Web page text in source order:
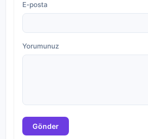
E-posta
Yorumunuz
Gönder